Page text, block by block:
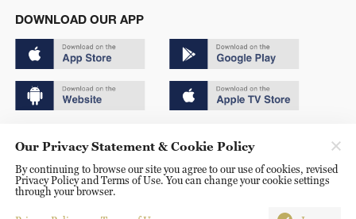
DOWNLOAD OUR APP
京ICP备20000184号
京公网安备 11010502050052号
Disinformation report hotline: 010-85061466
Our Privacy Statement & Cookie Policy
By continuing to browse our site you agree to our use of cookies, revised
Privacy Policy and Terms of Use. You can change your cookie settings
through your browser.